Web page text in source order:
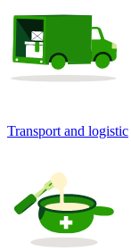
Transport and logistic